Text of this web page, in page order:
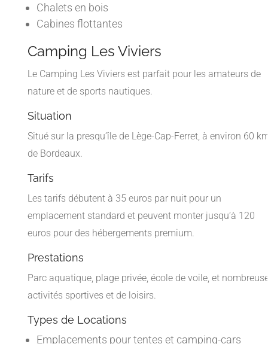
Chalets en bois
Cabines flottantes
Camping Les Viviers
Le Camping Les Viviers est parfait pour les amateurs de
nature et de sports nautiques.
Situation
Situé sur la presqu’île de Lège-Cap-Ferret, à environ 60
de Bordeaux.
Tarifs
Les tarifs débutent à 35 euros par nuit pour un
emplacement standard et peuvent monter jusqu’à 120
euros pour des hébergements premium.
Prestations
Parc aquatique, plage privée, école de voile, et
activités sportives et de loisirs.
Types de Locations
Emplacements pour tentes et camping-cars